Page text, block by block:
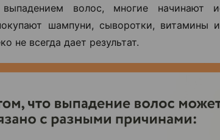
волос, многие начинают
шампуни, сыворотки,
не всегда дает результат.